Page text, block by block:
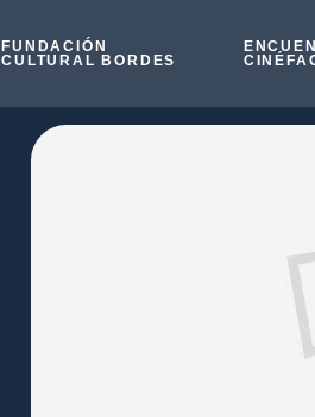
FUNDACIÓN
CULTURAL BORDES